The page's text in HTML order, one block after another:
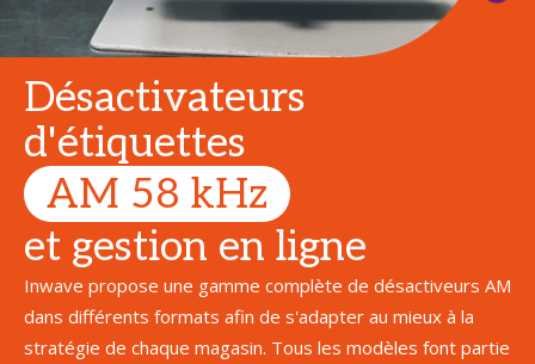
Désactivateurs
d'étiquettes
AM 58 kHz
et gestion en ligne
Inwave propose une gamme complète de désactiveurs AM
dans différents formats afin de s'adapter au mieux à la
stratégie de chaque magasin. Tous les modèles font partie